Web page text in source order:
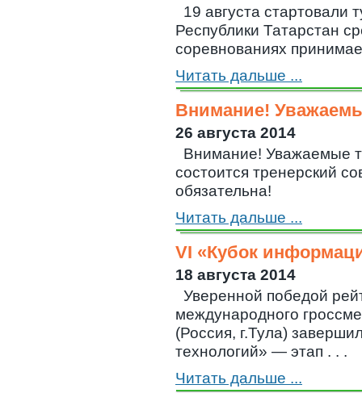
19 августа стартовали
Республики Татарстан
соревнованиях
Читать дальше ...
Внимание!
26 августа 2014
Внимание! Уважаемые
состоится тренерский
обязательна!
Читать дальше ...
VI «Кубок
18 августа 2014
Уверенной победой
международного
(Россия, г.Тула)
технологий» — этап . . .
Читать дальше ...